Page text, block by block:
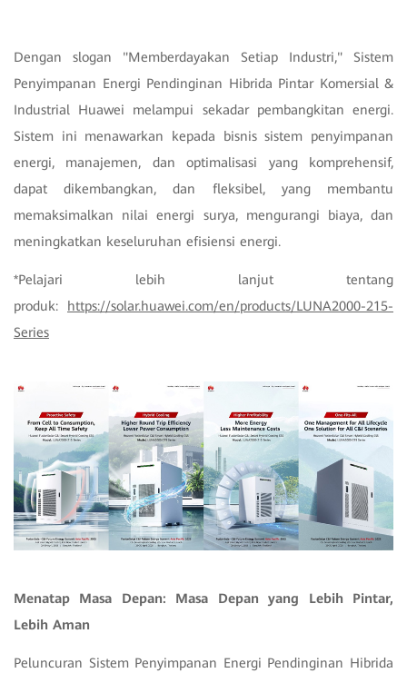
Dengan slogan "Memberdayakan Setiap Industri," Sistem
Penyimpanan Energi Pendinginan Hibrida Pintar Komersial &
Industrial Huawei melampui sekadar pembangkitan energi.
Sistem ini menawarkan kepada bisnis sistem penyimpanan
energi, manajemen, dan optimalisasi yang komprehensif,
dapat dikembangkan, dan fleksibel, yang membantu
memaksimalkan nilai energi surya, mengurangi biaya, dan
meningkatkan keseluruhan efisiensi energi.
*Pelajari lebih lanjut tentang
produk: https://solar.huawei.com/en/products/LUNA2000-215-
Series
Menatap Masa Depan: Masa Depan yang Lebih Pintar,
Lebih Aman
Peluncuran Sistem Penyimpanan Energi Pendinginan Hibrida